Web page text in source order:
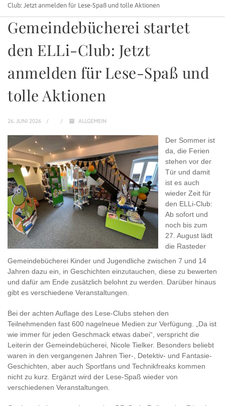
Club: Jetzt anmelden für Lese-Spaß und tolle Aktionen
Gemeindebücherei startet
den ELLi-Club: Jetzt
anmelden für Lese-Spaß und
tolle Aktionen
26. JUNI 2026 ALLGEMEIN
Der Sommer ist
da, die Ferien
stehen vor der
Tür und damit
ist es auch
wieder Zeit für
den ELLi-Club:
Ab sofort und
noch bis zum
27. August lädt
die Rasteder
Gemeindebücherei Kinder und Jugendliche zwischen 7 und 14
Jahren dazu ein, in Geschichten einzutauchen, diese zu bewerten
und dafür am Ende zusätzlich belohnt zu werden. Darüber hinaus
gibt es verschiedene Veranstaltungen.
Bei der achten Auflage des Lese-Clubs stehen den
Teilnehmenden fast 600 nagelneue Medien zur Verfügung. „Da ist
wie immer für jeden Geschmack etwas dabei“, verspricht die
Leiterin der Gemeindebücherei, Nicole Tielker. Besonders beliebt
waren in den vergangenen Jahren Tier-, Detektiv- und Fantasie-
Geschichten, aber auch Sportfans und Technikfreaks kommen
nicht zu kurz. Ergänzt wird der Lese-Spaß wieder von
verschiedenen Veranstaltungen.